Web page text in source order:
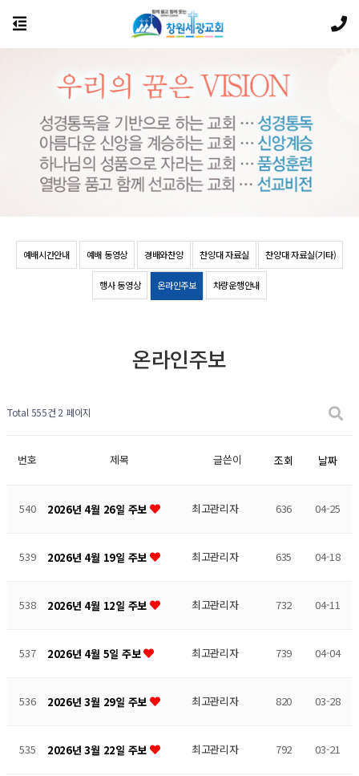
예배시간안내 예배 동영상 경배와찬양 찬양대 자료실 찬양대 자료실(기타)
행사 동영상 온라인주보 차량운행안내
온라인주보
Total 555건 2 페이지
번호 제목 글쓴이 조회 날짜
540 2026년 4월 26일 주보 최고관리자 636 04-25
539 2026년 4월 19일 주보 최고관리자 635 04-18
538 2026년 4월 12일 주보 최고관리자 732 04-11
537 2026년 4월 5일 주보 최고관리자 739 04-04
536 2026년 3월 29일 주보 최고관리자 820 03-28
535 2026년 3월 22일 주보 최고관리자 792 03-21